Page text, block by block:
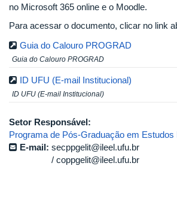
no Microsoft 365 online e o Moodle.
Para acessar o documento, clicar no link
Guia do Calouro PROGRAD
Guia do Calouro PROGRAD
ID UFU (E-mail Institucional)
ID UFU (E-mail Institucional)
Setor Responsável:
Programa de Pós-Graduação em Estudos
E-mail: secppgelit@ileel.ufu.br
coppgelit@ileel.ufu.br